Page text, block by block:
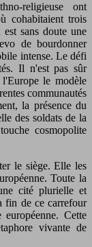
religieuse ont
cohabitaient trois
sans doute une
de bourdonner
intense. Le défi
Il n'est pas sûr
le modèle
communautés
la présence du
des soldats de la
cosmopolite
le siège. Elle les
Toute la
cité plurielle et
fin de ce carrefour
Cette
vivante de